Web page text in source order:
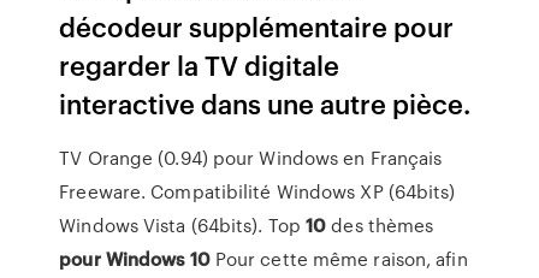
décodeur supplémentaire pour
regarder la TV digitale
interactive dans une autre pièce.
TV Orange (0.94) pour Windows en Français
Freeware. Compatibilité Windows XP (64bits)
Windows Vista (64bits). Top10des thèmes
pour Windows 10Pour cette même raison, afin